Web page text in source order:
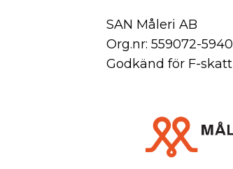
SAN Måleri AB
Org.nr: 559072-5940
Godkänd för F-skatt